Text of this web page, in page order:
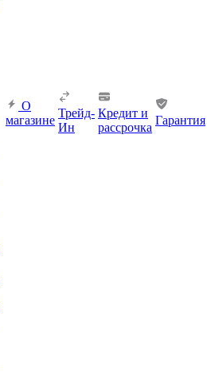
О
магазине
Трейд-
Ин
Кредит и
рассрочка
Гарантия